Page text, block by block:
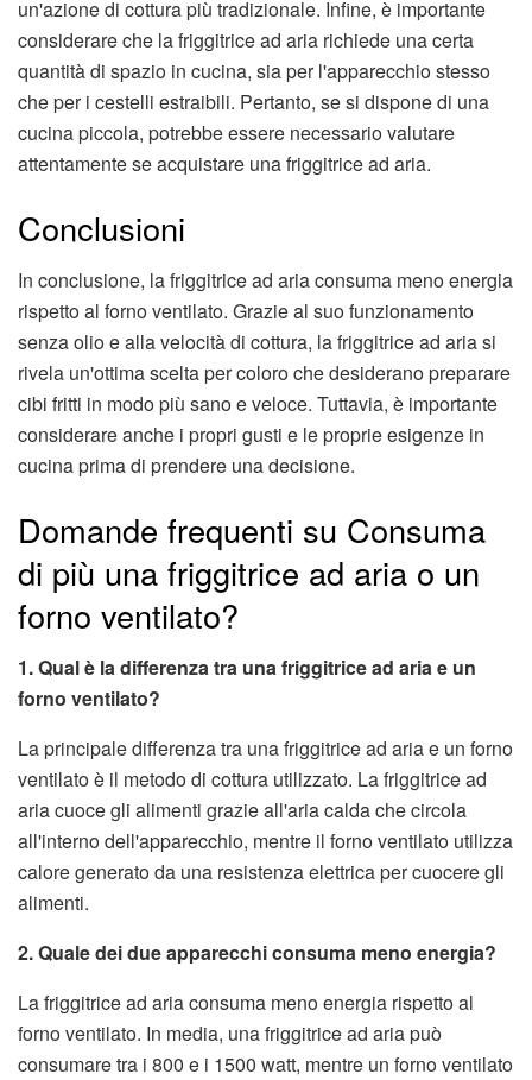
un'azione di cottura più tradizionale. Infine, è importante
considerare che la friggitrice ad aria richiede una certa
quantità di spazio in cucina, sia per l'apparecchio stesso
che per i cestelli estraibili. Pertanto, se si dispone di una
cucina piccola, potrebbe essere necessario valutare
attentamente se acquistare una friggitrice ad aria.
Conclusioni
In conclusione, la friggitrice ad aria consuma meno energia
rispetto al forno ventilato. Grazie al suo funzionamento
senza olio e alla velocità di cottura, la friggitrice ad aria si
rivela un'ottima scelta per coloro che desiderano preparare
cibi fritti in modo più sano e veloce. Tuttavia, è importante
considerare anche i propri gusti e le proprie esigenze in
cucina prima di prendere una decisione.
Domande frequenti su Consuma
di più una friggitrice ad aria o un
forno ventilato?
1. Qual è la differenza tra una friggitrice ad aria e un
forno ventilato?
La principale differenza tra una friggitrice ad aria e un forno
ventilato è il metodo di cottura utilizzato. La friggitrice ad
aria cuoce gli alimenti grazie all'aria calda che circola
all'interno dell'apparecchio, mentre il forno ventilato utilizza
calore generato da una resistenza elettrica per cuocere gli
alimenti.
2. Quale dei due apparecchi consuma meno energia?
La friggitrice ad aria consuma meno energia rispetto al
forno ventilato. In media, una friggitrice ad aria può
consumare tra i 800 e i 1500 watt, mentre un forno ventilato